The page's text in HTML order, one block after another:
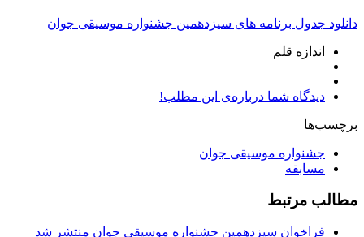
دانلود جدول برنامه های سیزدهمین جشنواره موسیقی جوان
اندازه قلم
دیدگاه شما درباره‌ی این مطلب!
برچسب‌ها
جشنواره موسیقی جوان
مسابقه
مطالب مرتبط
فراخوان سیزدهمین جشنواره موسیقی جوان منتشر شد